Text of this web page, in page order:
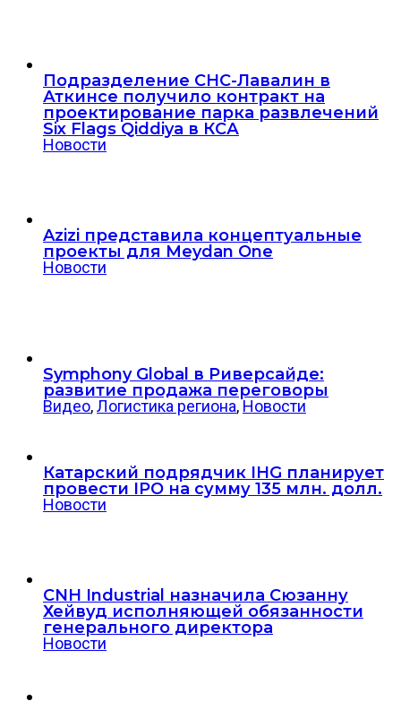
Подразделение СНС-Лавалин в
Аткинсе получило контракт на
проектирование парка развлечений
Six Flags Qiddiya в КСА
Новости
Azizi представила концептуальные
проекты для Meydan One
Новости
Symphony Global в Риверсайде:
развитие продажа переговоры
Видео,Логистика региона, Новости
Катарский подрядчик IHG планирует
провести IPO на сумму 135 млн. долл.
Новости
CNH Industrial назначила Сюзанну
Хейвуд исполняющей обязанности
генерального директора
Новости